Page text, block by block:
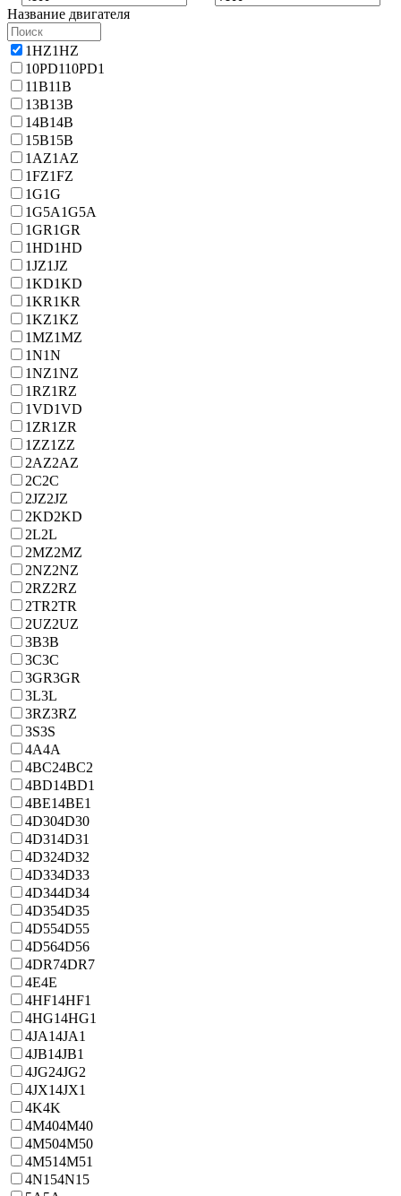
Название двигателя
1HZ1HZ
10PD110PD1
11B11B
13B13B
14B14B
15B15B
1AZ1AZ
1FZ1FZ
1G1G
1G5A1G5A
1GR1GR
1HD1HD
1JZ1JZ
1KD1KD
1KR1KR
1KZ1KZ
1MZ1MZ
1N1N
1NZ1NZ
1RZ1RZ
1VD1VD
1ZR1ZR
1ZZ1ZZ
2AZ2AZ
2C2C
2JZ2JZ
2KD2KD
2L2L
2MZ2MZ
2NZ2NZ
2RZ2RZ
2TR2TR
2UZ2UZ
3B3B
3C3C
3GR3GR
3L3L
3RZ3RZ
3S3S
4A4A
4BC24BC2
4BD14BD1
4BE14BE1
4D304D30
4D314D31
4D324D32
4D334D33
4D344D34
4D354D35
4D554D55
4D564D56
4DR74DR7
4E4E
4HF14HF1
4HG14HG1
4JA14JA1
4JB14JB1
4JG24JG2
4JX14JX1
4K4K
4M404M40
4M504M50
4M514M51
4N154N15